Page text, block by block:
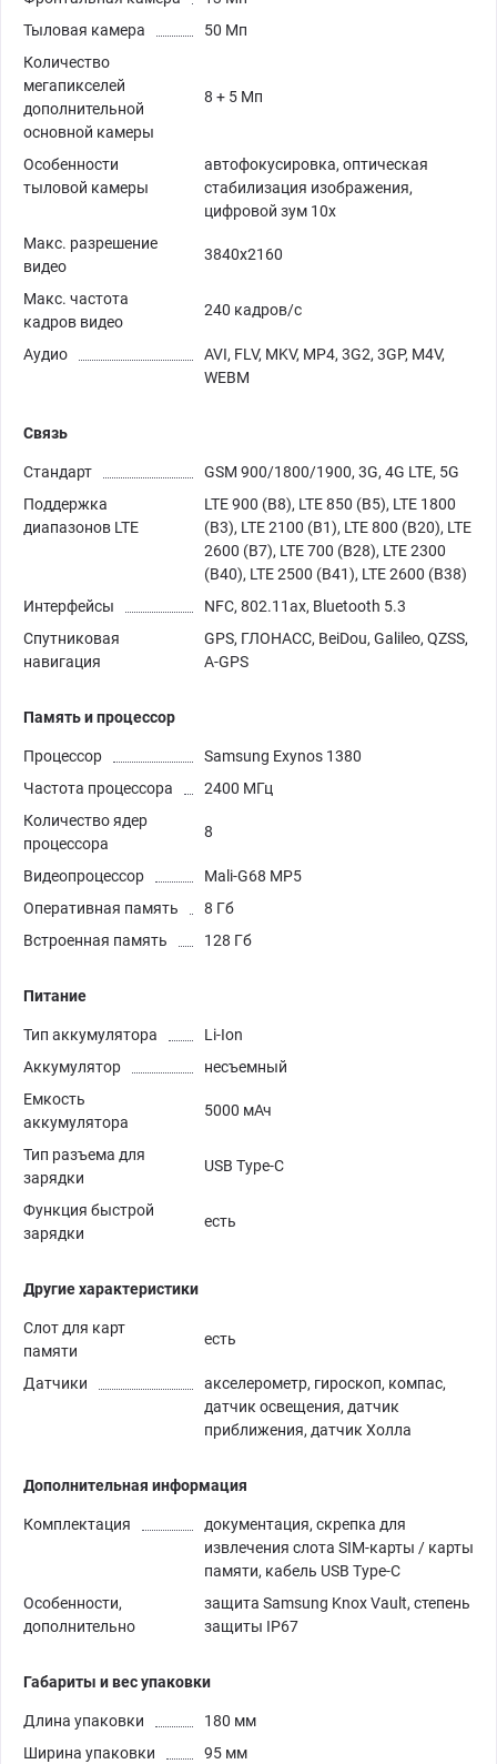
Тыловая камера
50 Мп
Количество
мегапикселей
дополнительной
основной камеры
8 + 5 Мп
Особенности
тыловой камеры
автофокусировка, оптическая
стабилизация изображения,
цифровой зум 10x
Макс. разрешение
видео
3840x2160
Макс. частота
кадров видео
240 кадров/с
Аудио
AVI, FLV, MKV, MP4, 3G2, 3GP, M4V,
WEBM
Связь
Стандарт
GSM 900/1800/1900, 3G, 4G LTE, 5G
Поддержка
диапазонов LTE
LTE 900 (B8), LTE 850 (B5), LTE 1800
(B3), LTE 2100 (B1), LTE 800 (B20), LTE
2600 (B7), LTE 700 (B28), LTE 2300
(B40), LTE 2500 (B41), LTE 2600 (B38)
Интерфейсы
NFC, 802.11ax, Bluetooth 5.3
Спутниковая
навигация
GPS, ГЛОНАСС, BeiDou, Galileo, QZSS,
A-GPS
Память и процессор
Процессор
Samsung Exynos 1380
Частота процессора
2400 МГц
Количество ядер
процессора
8
Видеопроцессор
Mali-G68 MP5
Оперативная память
8 Гб
Встроенная память
128 Гб
Питание
Тип аккумулятора
Li-Ion
Аккумулятор
несъемный
Емкость
аккумулятора
5000 мАч
Тип разъема для
зарядки
USB Type-C
Функция быстрой
зарядки
есть
Другие характеристики
Слот для карт
памяти
есть
Датчики
акселерометр, гироскоп, компас,
датчик освещения, датчик
приближения, датчик Холла
Дополнительная информация
Комплектация
документация, скрепка для
извлечения слота SIM-карты / карты
памяти, кабель USB Type-C
Особенности,
дополнительно
защита Samsung Knox Vault, степень
защиты IP67
Габариты и вес упаковки
Длина упаковки
180 мм
Ширина упаковки
95 мм